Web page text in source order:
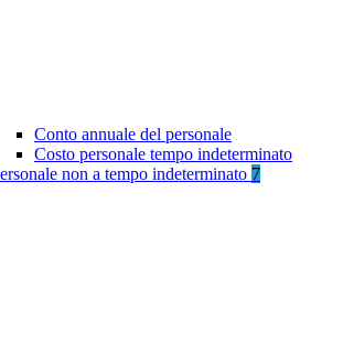
Conto annuale del personale
Costo personale tempo indeterminato
non a tempo indeterminato 7